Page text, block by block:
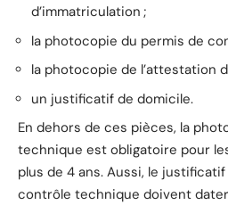
d’immatriculation ;
la photocopie du permis de
la photocopie de l’attestation
un justificatif de domicile.
En dehors de ces pièces, la
technique est obligatoire pour
plus de 4 ans. Aussi, le
contrôle technique doivent